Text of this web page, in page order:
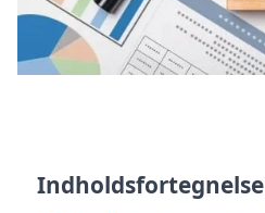
Indholdsfortegnelse